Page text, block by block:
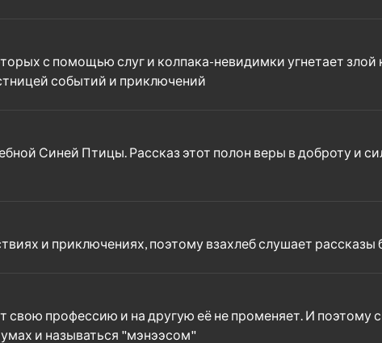
с помощью слуг и колпака-невидимки угнетает злой
событий и приключений
Синей Птицы. Рассказ этот полон веры в доброту и
и приключениях, поэтому взахлеб слушает
профессию и на другую её не променяет. И поэтому
и называться "мэнээсом"